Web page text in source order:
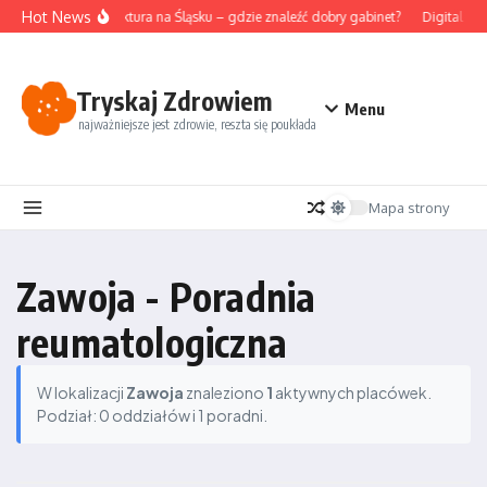
Przejdź do treści
Hot NewsAkupunktura na Śląsku – gdzie znaleźć dobry gabinet? Digital
Tryskaj Zdrowiem
najważniejsze jest zdrowie, reszta się poukłada
Menu
Mapa strony
Zawoja - Poradnia
reumatologiczna
W lokalizacji Zawoja znaleziono 1 aktywnych placówek.
Podział: 0 oddziałów i 1 poradni.